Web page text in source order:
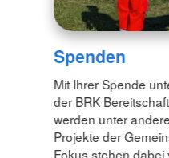
Spenden
Mit Ihrer Spende
der BRK
werden unter
Projekte der
Fokus stehen dabei